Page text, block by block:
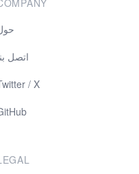
اتصل
/ X